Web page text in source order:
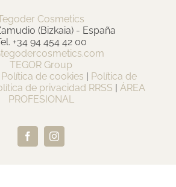
Cosmetics
(Bizkaia) - España
+34 94 454 42 00
TEGOR Group
Política de cookies | Política de
de privacidad RRSS | ÁREA
PROFESIONAL
FacebookInstagram